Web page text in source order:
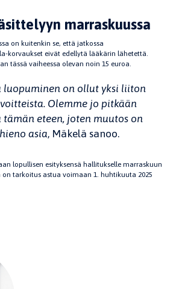
marraskuussa
on kuitenkin se, että jatkossa
korvaukset eivät edellytä lääkärin lähetettä.
tässä vaiheessa olevan noin 15 euroa.
luopuminen on ollut yksi liiton
Olemme jo pitkään
tämän eteen, joten muutos on
asia, Mäkelä sanoo.
lopullisen esityksensä hallitukselle marraskuun
on tarkoitus astua voimaan 1. huhtikuuta 2025